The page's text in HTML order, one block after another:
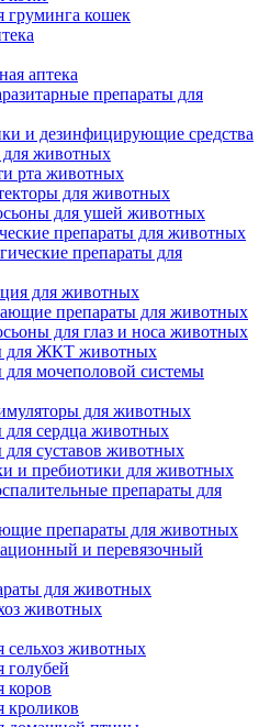
груминга кошек
аптека
препараты для
и дезинфицирующие средства
животных
рта животных
для животных
для ушей животных
препараты для животных
препараты для
для животных
препараты для животных
для глаз и носа животных
для ЖКТ животных
для мочеполовой системы
для животных
для сердца животных
суставов животных
и пребиотики для животных
препараты для
препараты для животных
и перевязочный
для животных
животных
сельхоз животных
голубей
коров
кроликов